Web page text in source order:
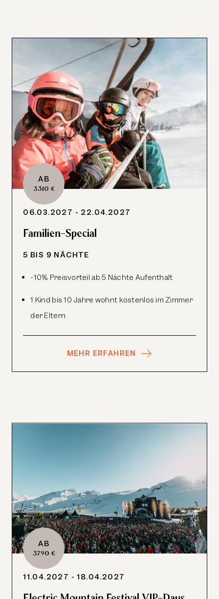
AB
3310 €
06.03.2027 - 22.04.2027
Familien-Special
5 BIS 9 NÄCHTE
-10% Preisvorteil ab 5 Nächte Aufenthalt
1 Kind bis 10 Jahre wohnt kostenlos im Zimmer
der Eltern
MEHR ERFAHREN
AB
3790 €
11.04.2027 - 18.04.2027